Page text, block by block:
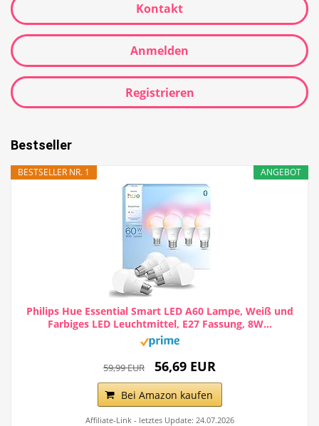
Kontakt
Anmelden
Registrieren
Bestseller
ANGEBOT
BESTSELLER NR. 1
Philips Hue Essential Smart LED A60 Lampe, Weiß und
Farbiges LED Leuchtmittel, E27 Fassung, 8W...
59,99 EUR 56,69 EUR
Bei Amazon kaufen
Affiliate-Link - letztes Update: 24.07.2026